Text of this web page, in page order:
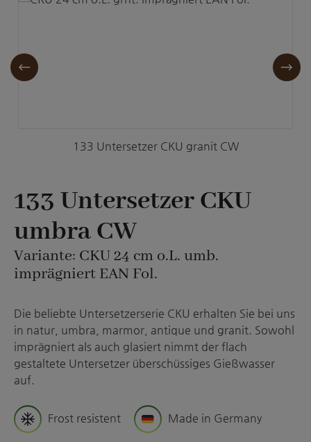
133 Untersetzer CKU granit CW
133 Untersetzer CKU
umbra CW
Variante: CKU 24 cm o.L. umb.
imprägniert EAN Fol.
Die beliebte Untersetzerserie CKU erhalten Sie bei uns
in natur, umbra, marmor, antique und granit. Sowohl
imprägniert als auch glasiert nimmt der flach
gestaltete Untersetzer überschüssiges Gießwasser
auf.
Frost resistent Made in Germany